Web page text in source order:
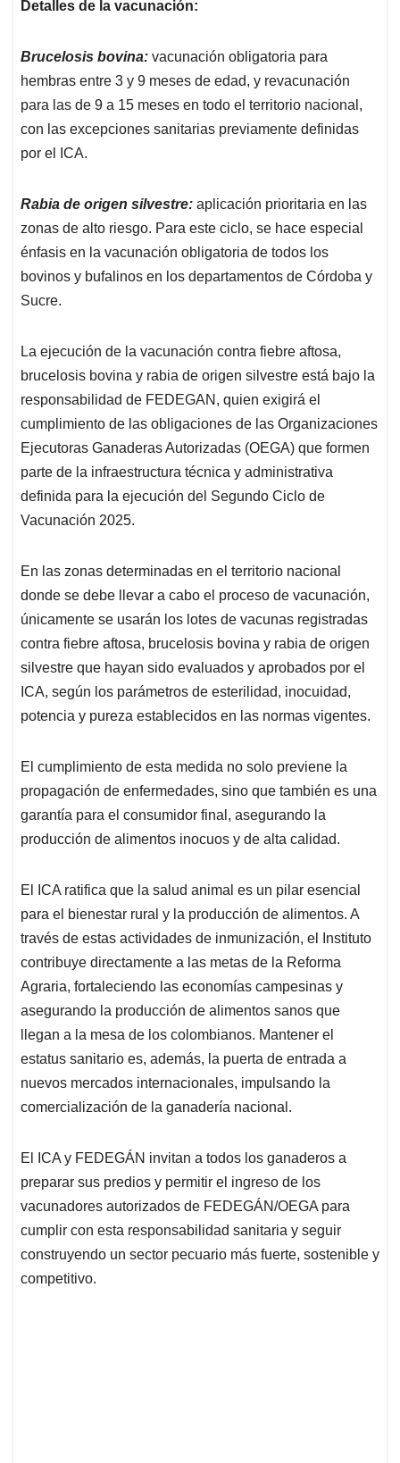
Detalles de la vacunación:
Brucelosis bovina: vacunación obligatoria para
hembras entre 3 y 9 meses de edad, y revacunación
para las de 9 a 15 meses en todo el territorio nacional,
con las excepciones sanitarias previamente definidas
por el ICA.
Rabia de origen silvestre: aplicación prioritaria en las
zonas de alto riesgo. Para este ciclo, se hace especial
énfasis en la vacunación obligatoria de todos los
bovinos y bufalinos en los departamentos de Córdoba y
Sucre.
La ejecución de la vacunación contra fiebre aftosa,
brucelosis bovina y rabia de origen silvestre está bajo la
responsabilidad de FEDEGAN, quien exigirá el
cumplimiento de las obligaciones de las Organizaciones
Ejecutoras Ganaderas Autorizadas (OEGA) que formen
parte de la infraestructura técnica y administrativa
definida para la ejecución del Segundo Ciclo de
Vacunación 2025.
En las zonas determinadas en el territorio nacional
donde se debe llevar a cabo el proceso de vacunación,
únicamente se usarán los lotes de vacunas registradas
contra fiebre aftosa, brucelosis bovina y rabia de origen
silvestre que hayan sido evaluados y aprobados por el
ICA, según los parámetros de esterilidad, inocuidad,
potencia y pureza establecidos en las normas vigentes.
El cumplimiento de esta medida no solo previene la
propagación de enfermedades, sino que también es una
garantía para el consumidor final, asegurando la
producción de alimentos inocuos y de alta calidad.
El ICA ratifica que la salud animal es un pilar esencial
para el bienestar rural y la producción de alimentos. A
través de estas actividades de inmunización, el Instituto
contribuye directamente a las metas de la Reforma
Agraria, fortaleciendo las economías campesinas y
asegurando la producción de alimentos sanos que
llegan a la mesa de los colombianos. Mantener el
estatus sanitario es, además, la puerta de entrada a
nuevos mercados internacionales, impulsando la
comercialización de la ganadería nacional.
El ICA y FEDEGÁN invitan a todos los ganaderos a
preparar sus predios y permitir el ingreso de los
vacunadores autorizados de FEDEGÁN/OEGA para
cumplir con esta responsabilidad sanitaria y seguir
construyendo un sector pecuario más fuerte, sostenible y
competitivo.